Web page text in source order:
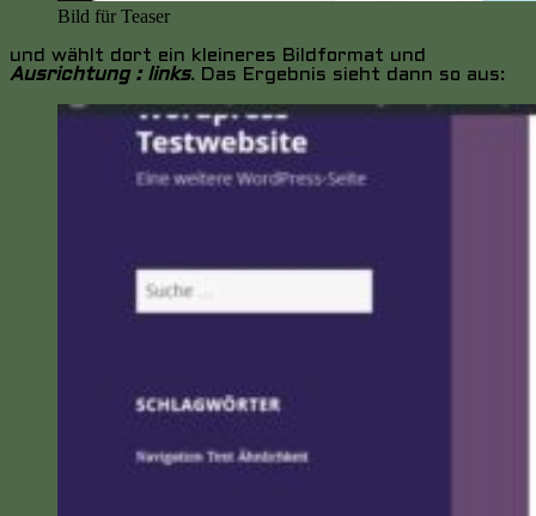
Bild für Teaser
und wählt dort ein kleineres Bildformat und
Ausrichtung : links. Das Ergebnis sieht dann so aus: